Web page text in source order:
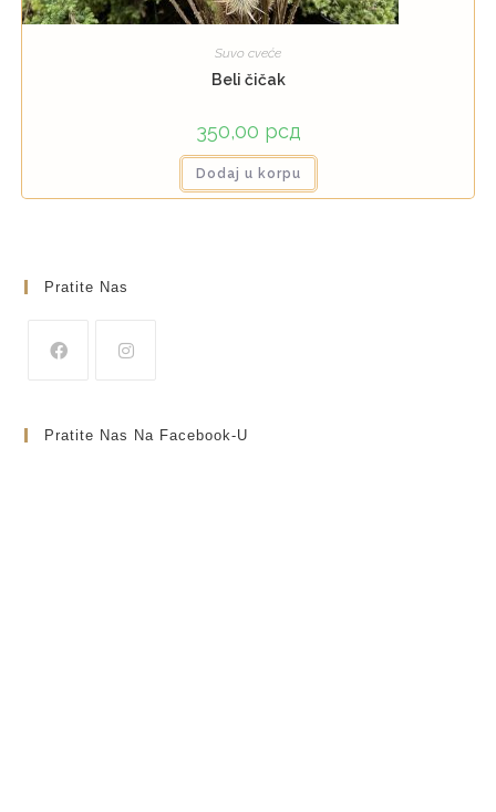
Suvo cveće
Beli čičak
350,00 рсд
Dodaj u korpu
Pratite Nas
Pratite Nas Na Facebook-U